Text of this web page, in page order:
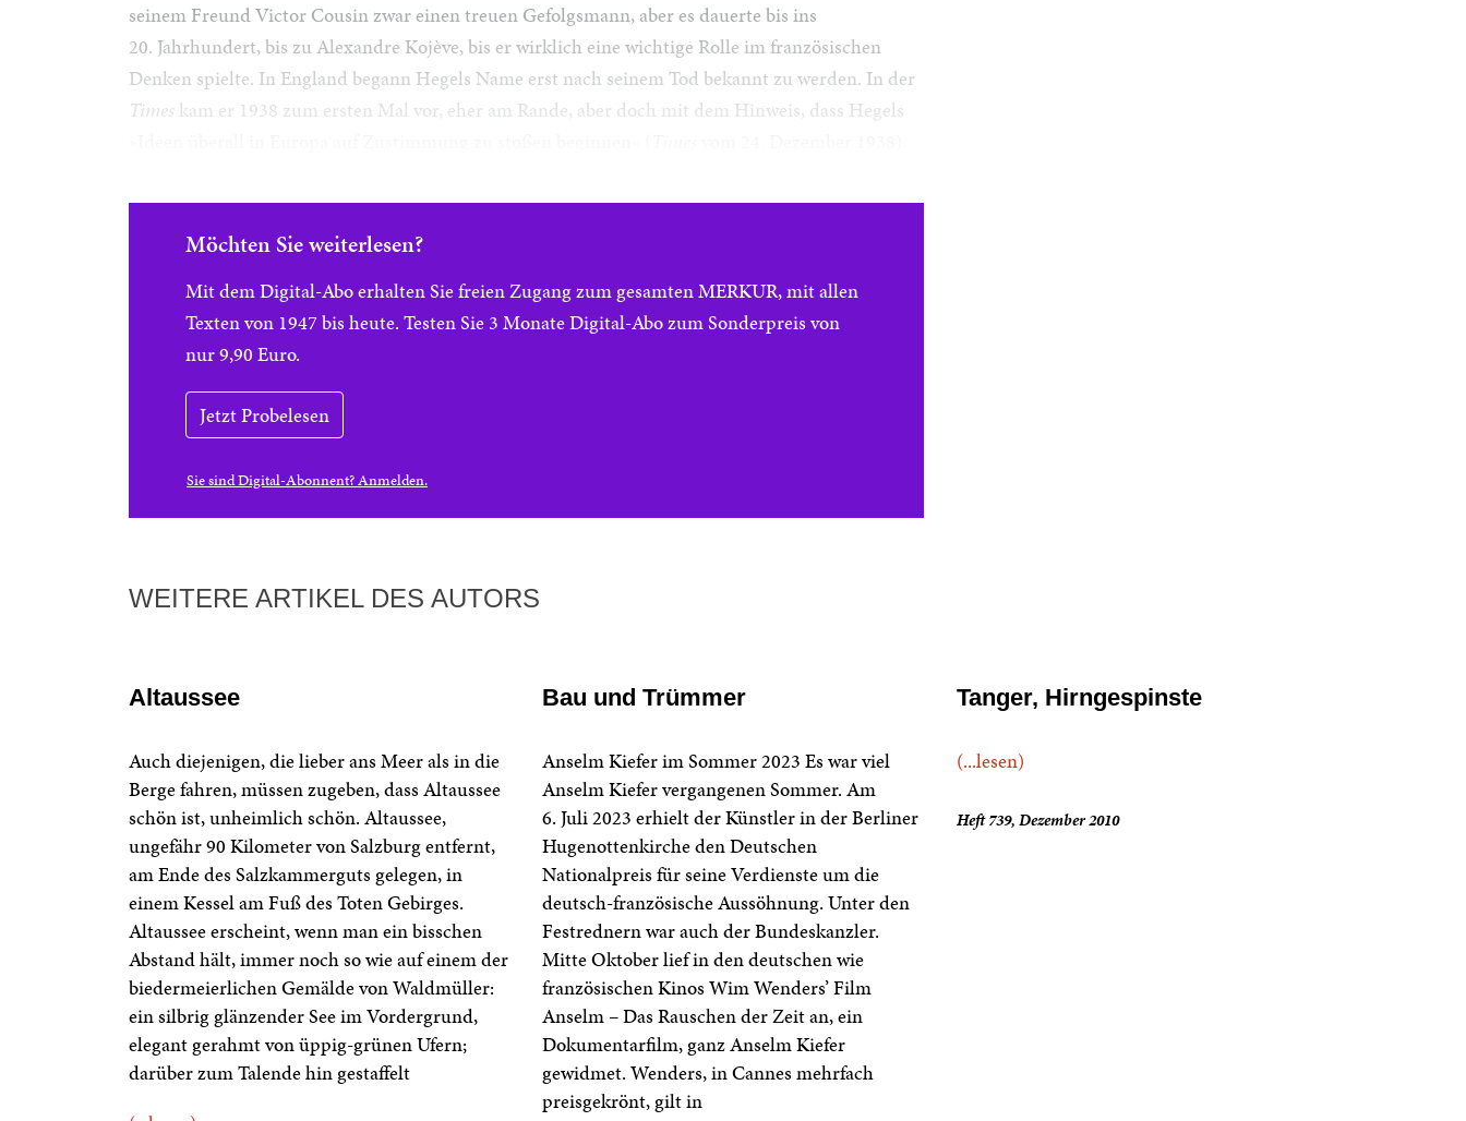
seinem Freund Victor Cousin zwar einen treuen Gefolgsmann, aber es dauerte bis ins
20. Jahrhundert, bis zu Alexandre Kojève, bis er wirklich eine wichtige Rolle im französischen
Denken spielte. In England begann Hegels Name erst nach seinem Tod bekannt zu werden. In der
Times kam er 1938 zum ersten Mal vor, eher am Rande, aber doch mit dem Hinweis, dass Hegels
Möchten Sie weiterlesen?
Mit dem Digital-Abo erhalten Sie freien Zugang zum gesamten MERKUR, mit allen
Texten von 1947 bis heute. Testen Sie 3 Monate Digital-Abo zum Sonderpreis von
nur 9,90 Euro.
Jetzt Probelesen
Sie sind Digital-Abonnent? Anmelden.
WEITERE ARTIKEL DES AUTORS
Altaussee
Auch diejenigen, die lieber ans Meer als in die
Berge fahren, müssen zugeben, dass Altaussee
schön ist, unheimlich schön. Altaussee,
ungefähr 90 Kilometer von Salzburg entfernt,
am Ende des Salzkammerguts gelegen, in
einem Kessel am Fuß des Toten Gebirges.
Altaussee erscheint, wenn man ein bisschen
Abstand hält, immer noch so wie auf einem der
biedermeierlichen Gemälde von Waldmüller:
ein silbrig glänzender See im Vordergrund,
elegant gerahmt von üppig-grünen Ufern;
darüber zum Talende hin gestaffelt
Bau und Trümmer
Anselm Kiefer im Sommer 2023 Es war viel
Anselm Kiefer vergangenen Sommer. Am
6. Juli 2023 erhielt der Künstler in der Berliner
Hugenottenkirche den Deutschen
Nationalpreis für seine Verdienste um die
deutsch-französische Aussöhnung. Unter den
Festrednern war auch der Bundeskanzler.
Mitte Oktober lief in den deutschen wie
französischen Kinos Wim Wenders’ Film
Anselm – Das Rauschen der Zeit an, ein
Dokumentarfilm, ganz Anselm Kiefer
gewidmet. Wenders, in Cannes mehrfach
preisgekrönt, gilt in
Tanger, Hirngespinste
(...lesen)
Heft 739, Dezember 2010